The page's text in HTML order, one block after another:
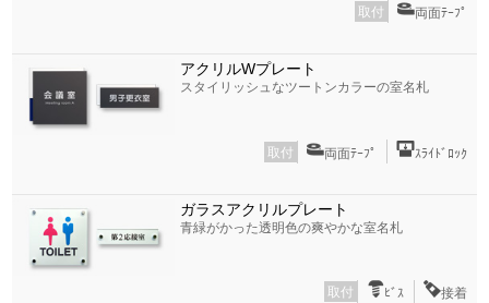
取付 両面ﾃｰﾌﾟ
アクリルWプレート
スタイリッシュなツートンカラーの室名札
取付 両面ﾃｰﾌﾟ ｽﾗｲﾄﾞﾛｯｸ
ガラスアクリルプレート
青緑がかった透明色の爽やかな室名札
取付 ﾋﾞｽ 接着